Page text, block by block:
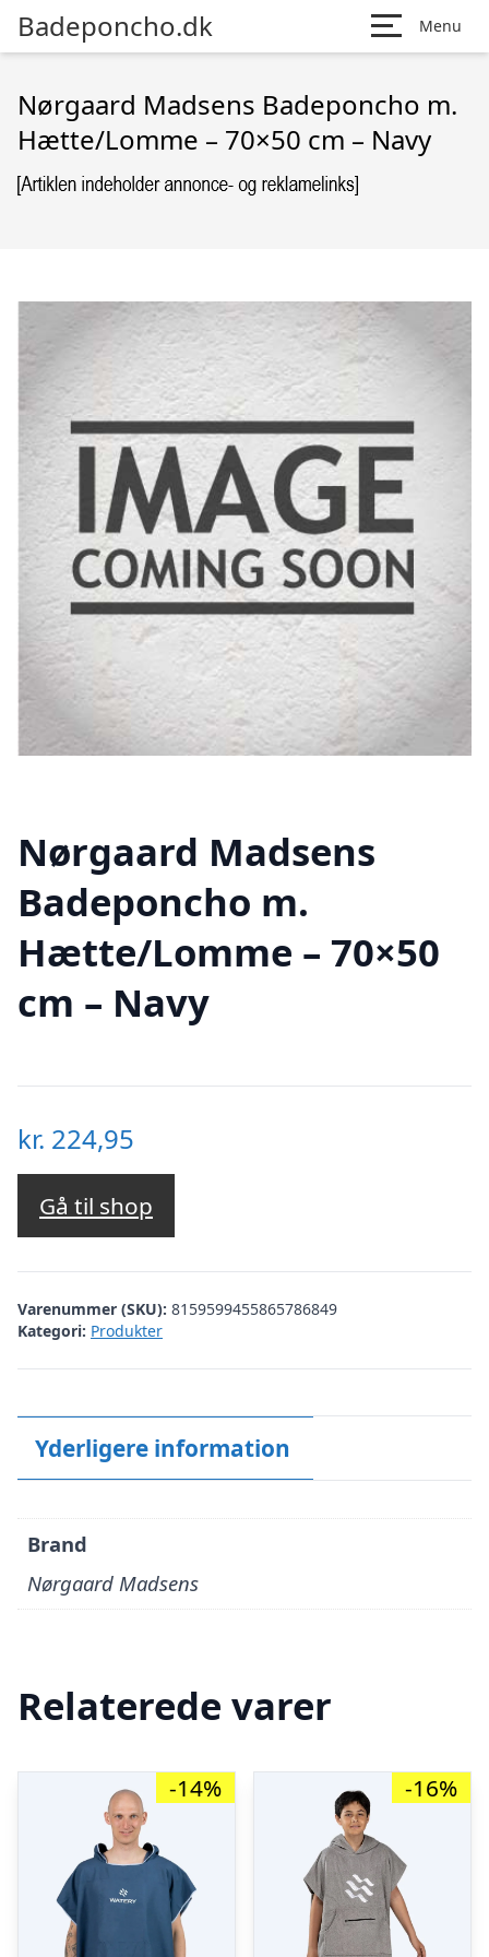
Badeponcho.dk Menu
Nørgaard Madsens Badeponcho m.
Hætte/Lomme – 70×50 cm – Navy
Nørgaard Madsens
Badeponcho m.
Hætte/Lomme – 70×50
cm – Navy
kr. 224,95
Gå til shop
Varenummer (SKU): 8159599455865786849
Kategori: Produkter
Yderligere information
Brand
Nørgaard Madsens
Relaterede varer
-14% -16%